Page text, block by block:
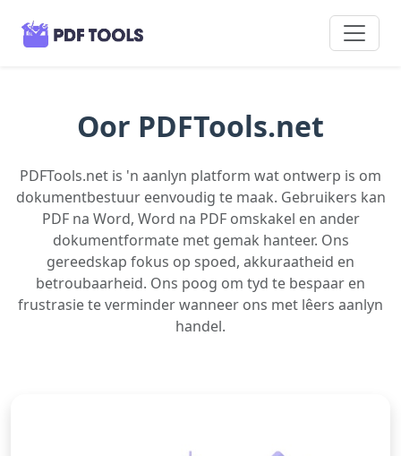
Oor PDFTools.net
PDFTools.net is 'n aanlyn platform wat ontwerp is om
dokumentbestuur eenvoudig te maak. Gebruikers kan
PDF na Word, Word na PDF omskakel en ander
dokumentformate met gemak hanteer. Ons
gereedskap fokus op spoed, akkuraatheid en
betroubaarheid. Ons poog om tyd te bespaar en
frustrasie te verminder wanneer ons met lêers aanlyn
handel.